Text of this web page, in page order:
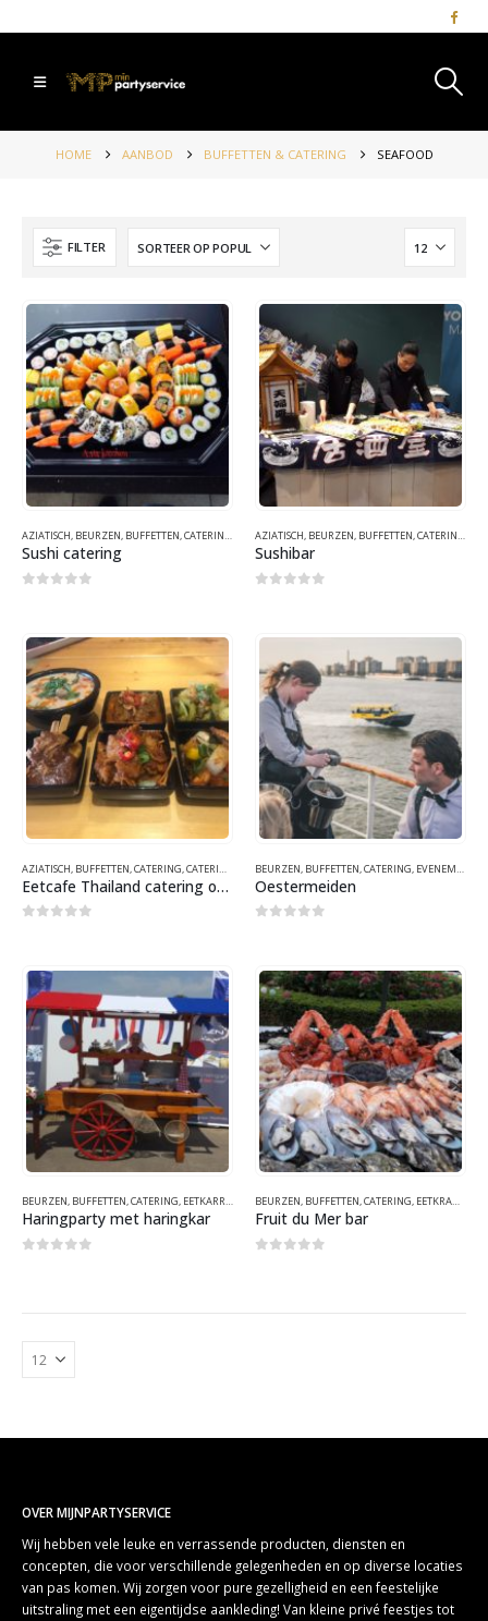
HOME AANBOD BUFFETTEN & CATERING SEAFOOD
FILTER
AZIATISCH, BEURZEN, BUFFETTEN,CATERING CATERING SAMENWERKINGEN,EVENEMENTEN,
Sushi catering
AZIATISCH, BEURZEN, BUFFETTEN,CATERING
Sushibar
AZIATISCH BUFFETTEN CATERING CATERING SAMENWERKINGEN ,EVENEMENTEN, GEZOND,
Eetcafe Thailand catering op locatie
BEURZEN BUFFETTEN CATERING EVENEMENTEN
Oestermeiden
BEURZEN, BUFFETTEN,CATERING, EETKARREN EETKRAMEN, EVENEMENTEN,FUNFOOD,GEZOND
Haringparty met haringkar
BEURZEN, BUFFETTEN,CATERING, EETKRAMEN
Fruit du Mer bar
OVER MIJNPARTYSERVICE
Wij hebben vele leuke en verrassende producten, diensten en
concepten, die voor verschillende gelegenheden en op diverse locaties
van pas komen. Wij zorgen voor pure gezelligheid en een feestelijke
uitstraling met een eigentijdse aankleding! Van kleine privé feestjes tot